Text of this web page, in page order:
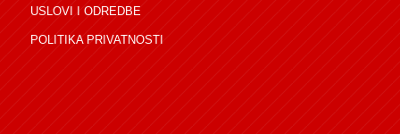
USLOVI I ODREDBE
POLITIKA PRIVATNOSTI